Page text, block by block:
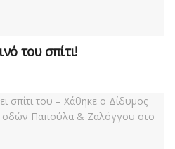
του σπίτι!